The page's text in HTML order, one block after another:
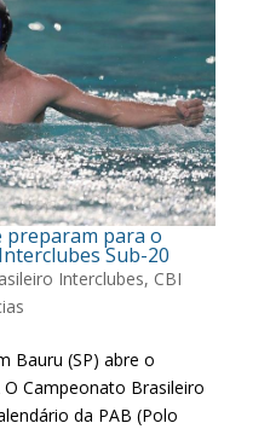
preparam para o
Sub-20
Interclubes, CBI
Bauru (SP) abre o
Campeonato Brasileiro
da PAB (Polo